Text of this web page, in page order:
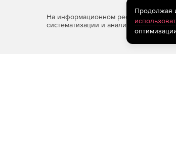
На информационном ресурсе
систематизации и анализа сведений,
Продолжая